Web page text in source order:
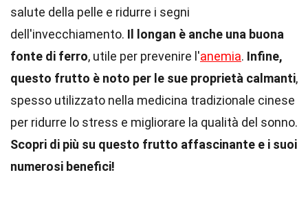
salute della pelle e ridurre i segni
dell'invecchiamento. Il longan è anche una buona
fonte di ferro, utile per prevenire l'anemia. Infine,
questo frutto è noto per le sue proprietà calmanti,
spesso utilizzato nella medicina tradizionale cinese
per ridurre lo stress e migliorare la qualità del sonno.
Scopri di più su questo frutto affascinante e i suoi
numerosi benefici!